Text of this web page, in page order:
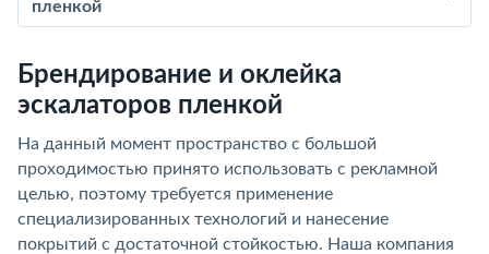
пленкой
Брендирование и оклейка
эскалаторов пленкой
На данный момент пространство с большой
проходимостью принято использовать с рекламной
целью, поэтому требуется применение
специализированных технологий и нанесение
покрытий с достаточной стойкостью. Наша компания